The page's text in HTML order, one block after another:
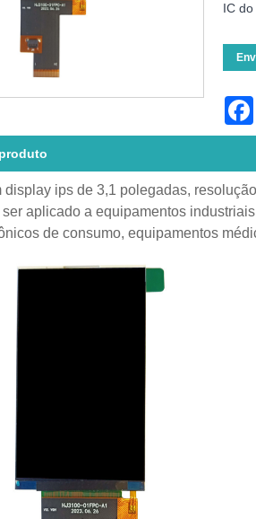
IC
display ips de 3,1 polegadas,
aplicado a equipamentos
de consumo, equipamentos